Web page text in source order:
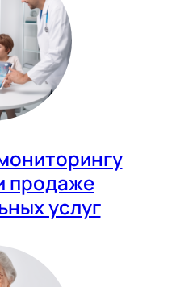
продаже
услуг